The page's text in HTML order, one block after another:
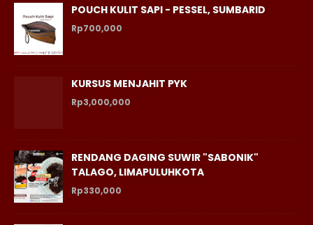
POUCH KULIT SAPI - PESSEL, SUMBARID
Rp700,000
KURSUS MENJAHIT PYK
Rp3,000,000
RENDANG DAGING SUWIR "SABONIK"
TALAGO, LIMAPULUHKOTA
Rp330,000